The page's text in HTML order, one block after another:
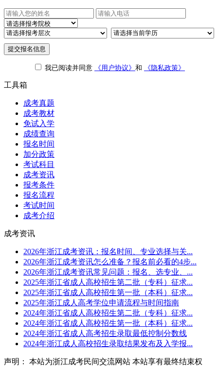
提交报名信息
我已阅读并同意 《用户协议》 和 《隐私政策》
工具箱
成考真题
成考教材
免试入学
成绩查询
报名时间
加分政策
考试科目
成考资讯
报考条件
报名流程
考试时间
成考介绍
成考资讯
2026年浙江成考资讯：报名时间、专业选择与关...
2026年浙江成考资讯怎么准备？报名前必看的4步...
2026年浙江成考资讯常见问题：报名、选专业、...
2025年浙江省成人高校招生第二批（专科）征求...
2025年浙江省成人高校招生第一批（本科）征求...
2025年浙江成人高考学位申请流程与时间指南
2024年浙江省成人高校招生第二批（专科）征求...
2024年浙江省成人高校招生第一批（本科）征求...
2024年浙江省成人高考招生录取最低控制分数线
2024年浙江成人高校招生录取结果发布及入学报...
声明： 本站为浙江成考民间交流网站 本站享有最终结束权